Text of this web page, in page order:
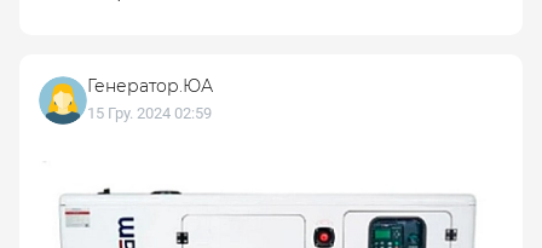
Генератор.ЮА
15 Гру. 2024 02:59